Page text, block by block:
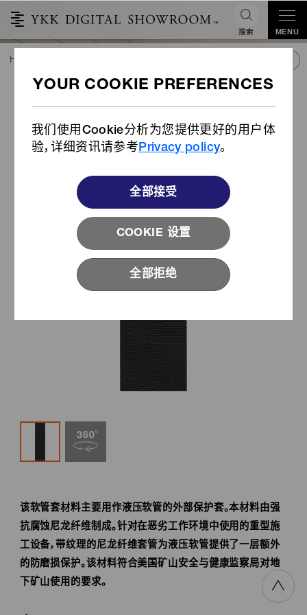
我们使用Cookie分析为您提供更好的用户体
验，详细资讯请参考Privacy policy。
COOKIE 设置
全部接受
全部拒绝
搜索 MENU
软管套
该软管套材料主要用作液压软管的外部保护套。本材料由强
抗腐蚀尼龙纤维制成。针对在恶劣工作环境中使用的重型施
工设备，带纹理的尼龙纤维套管为液压软管提供了一层额外
的防磨损保护。该材料符合美国矿山安全与健康监察局对地
下矿山使用的要求。
HOME